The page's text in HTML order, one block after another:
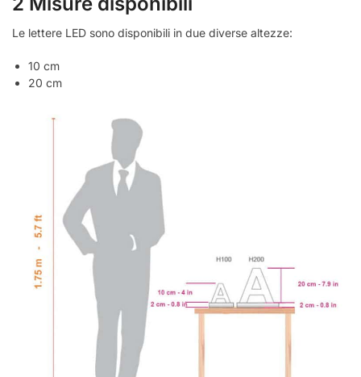
Le lettere LED sono disponibili in due diverse altezze:
10 cm
20 cm